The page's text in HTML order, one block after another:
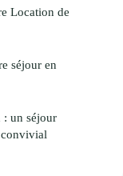
Location de
séjour en
un séjour